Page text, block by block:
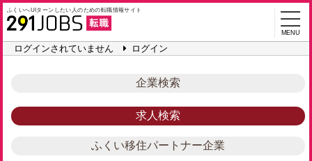
ふくいへUIターンしたい人のための転職情報サイト
ログインされていません ログイン
MENU
企業検索
求人検索
ふくい移住パートナー企業